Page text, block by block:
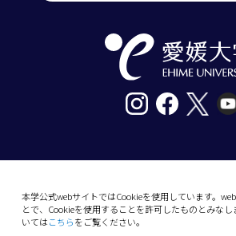
本学公式webサイトではCookieを使用しています。
とで、Cookieを使用することを許可したものとみな
いてはこちらをご覧ください。
10-13 Dogo-Himata, Matsuyama,